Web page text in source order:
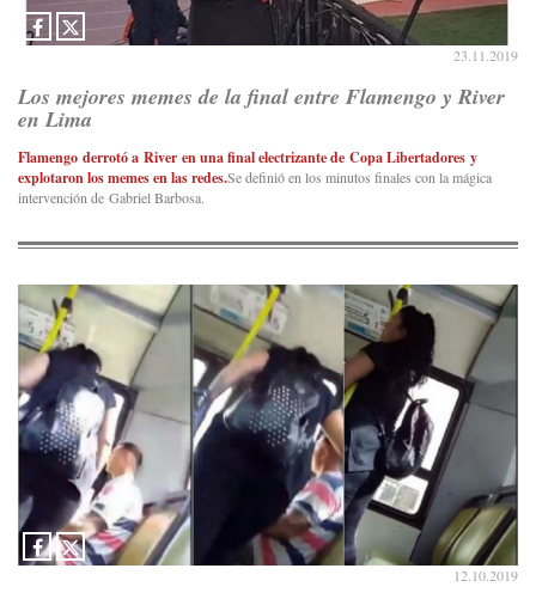
23.11.2019
Los mejores memes de la final entre Flamengo y River
en Lima
Flamengo derrotó a River en una final electrizante de Copa Libertadores y
explotaron los memes en las redes.Se definió en los minutos finales con la mágica
intervención de Gabriel Barbosa.
12.10.2019